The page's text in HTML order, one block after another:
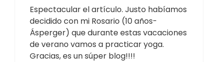
Espectacular el artículo. Justo habíamos
decidido con mi Rosario (10 años-
Ásperger) que durante estas vacaciones
de verano vamos a practicar yoga.
Gracias, es un súper blog!!!!